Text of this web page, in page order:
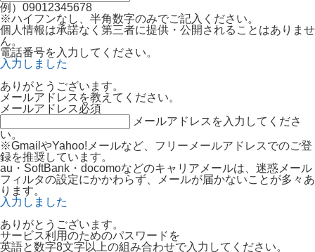
例）09012345678
※ハイフンなし、半角数字のみでご記入ください。
個人情報は承諾なく第三者に提供・公開されることはありませ
ん。
電話番号を入力してください。
入力しました
ありがとうございます。
メールアドレスを教えてください。
メールアドレス必須
メールアドレスを入力してくださ
い。
※GmailやYahoo!メールなど、フリーメールアドレスでのご登
録を推奨しています。
au・SoftBank・docomoなどのキャリアメールは、迷惑メール
フィルタの設定にかかわらず、メールが届かないことが多々あ
ります。
入力しました
ありがとうございます。
サービス利用のためのパスワードを
英語と数字8文字以上の組み合わせで入力してください。